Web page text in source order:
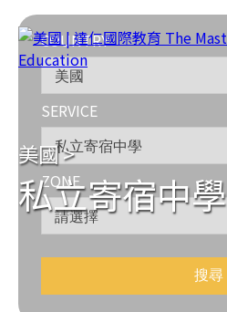
美國>
私立寄宿中學
COUNTRY
SERVICE
ZONE